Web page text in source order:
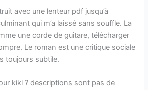
avec une lenteur pdf jusqu’à
qui m’a laissé sans souffle. La
une corde de guitare, télécharger
Le roman est une critique sociale
toujours subtile.
kiki ? descriptions sont pas de